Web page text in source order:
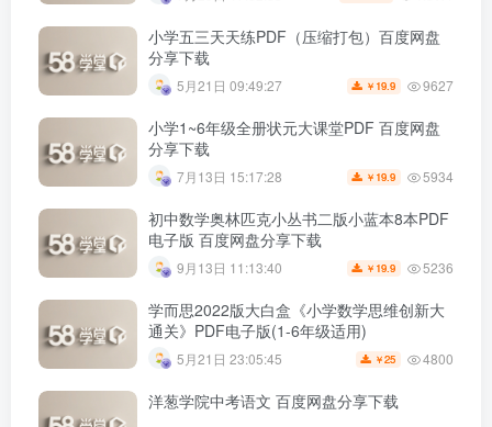
小学五三天天练PDF（压缩打包）百度网盘
分享下载
5月21日 09:49:27 ￥ 19.9 9627
小学1~6年级全册状元大课堂PDF 百度网盘
分享下载
7月13日 15:17:28 ￥ 19.9 5934
初中数学奥林匹克小丛书二版小蓝本8本PDF
电子版 百度网盘分享下载
9月13日 11:13:40 ￥ 19.9 5236
学而思2022版大白盒《小学数学思维创新大
通关》PDF电子版(1-6年级适用)
5月21日 23:05:45 ￥25 4800
洋葱学院中考语文 百度网盘分享下载